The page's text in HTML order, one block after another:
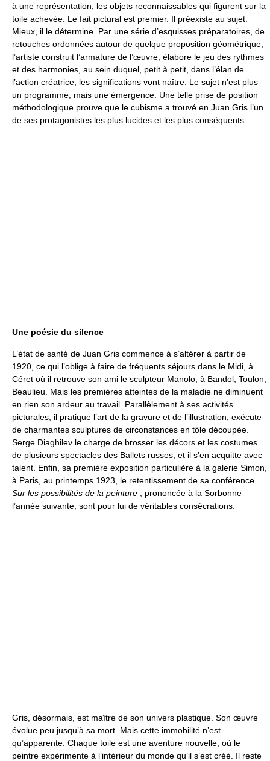
à une représentation, les objets reconnaissables qui figurent sur la
toile achevée. Le fait pictural est premier. Il préexiste au sujet.
Mieux, il le détermine. Par une série d’esquisses préparatoires, de
retouches ordonnées autour de quelque proposition géométrique,
l’artiste construit l’armature de l’œuvre, élabore le jeu des rythmes
et des harmonies, au sein duquel, petit à petit, dans l’élan de
l’action créatrice, les significations vont naître. Le sujet n’est plus
un programme, mais une émergence. Une telle prise de position
méthodologique prouve que le cubisme a trouvé en Juan Gris l’un
de ses protagonistes les plus lucides et les plus conséquents.
Une poésie du silence
L’état de santé de Juan Gris commence à s’altérer à partir de
1920, ce qui l’oblige à faire de fréquents séjours dans le Midi, à
Céret où il retrouve son ami le sculpteur Manolo, à Bandol, Toulon,
Beaulieu. Mais les premières atteintes de la maladie ne diminuent
en rien son ardeur au travail. Parallèlement à ses activités
picturales, il pratique l’art de la gravure et de l’illustration, exécute
de charmantes sculptures de circonstances en tôle découpée.
Serge Diaghilev le charge de brosser les décors et les costumes
de plusieurs spectacles des Ballets russes, et il s’en acquitte avec
talent. Enfin, sa première exposition particulière à la galerie Simon,
à Paris, au printemps 1923, le retentissement de sa conférence
Sur les possibilités de la peinture , prononcée à la Sorbonne
l’année suivante, sont pour lui de véritables consécrations.
Gris, désormais, est maître de son univers plastique. Son œuvre
évolue peu jusqu’à sa mort. Mais cette immobilité n’est
qu’apparente. Chaque toile est une aventure nouvelle, où le
peintre expérimente à l’intérieur du monde qu’il s’est créé. Il reste